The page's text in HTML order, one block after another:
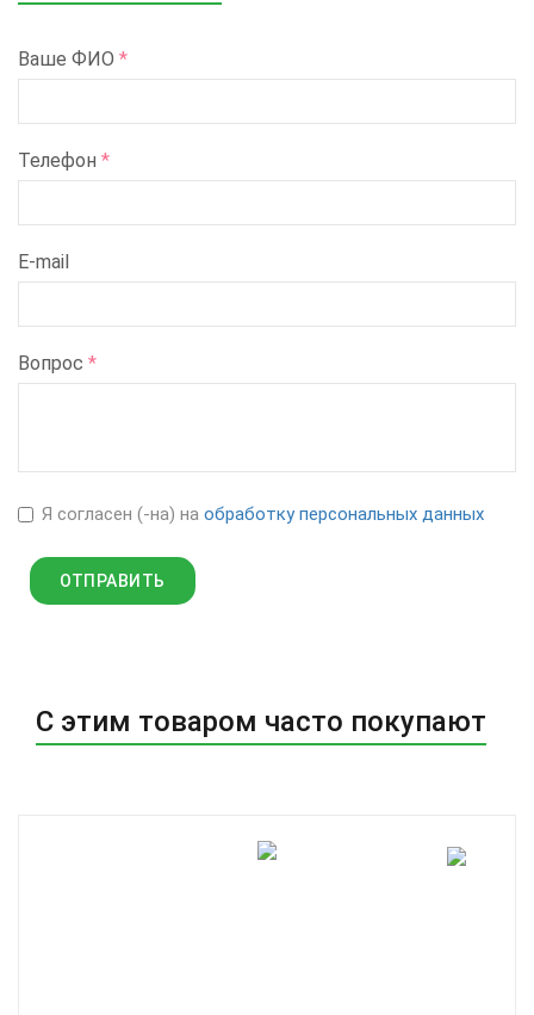
Ваше ФИО *
Телефон *
E-mail
Вопрос *
Я согласен (-на) на обработку персональных данных
С этим товаром часто покупают